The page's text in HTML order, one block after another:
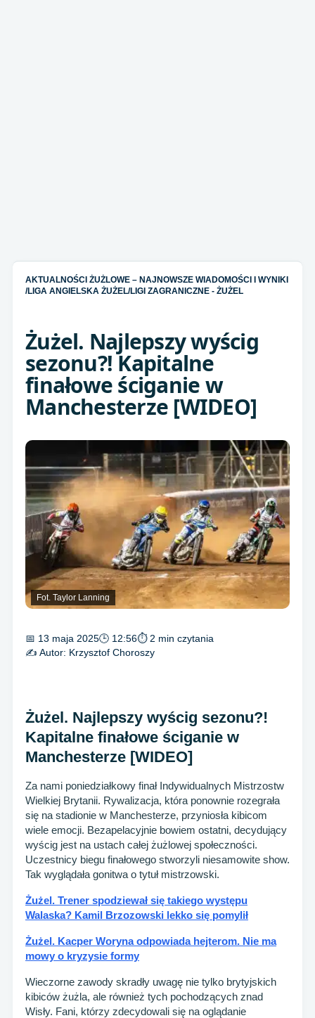
AKTUALNOŚCI ŻUŻLOWE – NAJNOWSZE WIADOMOŚCI I WYNIKI
/LIGA ANGIELSKA ŻUŻEL/LIGI ZAGRANICZNE - ŻUŻEL
Żużel. Najlepszy wyścig
sezonu?! Kapitalne
finałowe ściganie w
Manchesterze [WIDEO]
Fot. Taylor Lanning
📅 13 maja 2025🕒 12:56⏱ 2 min czytania
✍️ Autor: Krzysztof Choroszy
Żużel. Najlepszy wyścig sezonu?!
Kapitalne finałowe ściganie w
Manchesterze [WIDEO]
Za nami poniedziałkowy finał Indywidualnych Mistrzostw
Wielkiej Brytanii. Rywalizacja, która ponownie rozegrała
się na stadionie w Manchesterze, przyniosła kibicom
wiele emocji. Bezapelacyjnie bowiem ostatni, decydujący
wyścig jest na ustach całej żużlowej społeczności.
Uczestnicy biegu finałowego stworzyli niesamowite show.
Tak wyglądała gonitwa o tytuł mistrzowski.
Żużel. Trener spodziewał się takiego występu
Walaska? Kamil Brzozowski lekko się pomylił
Żużel. Kacper Woryna odpowiada hejterom. Nie ma
mowy o kryzysie formy
Wieczorne zawody skradły uwagę nie tylko brytyjskich
kibiców żużla, ale również tych pochodzących znad
Wisły. Fani, którzy zdecydowali się na oglądanie